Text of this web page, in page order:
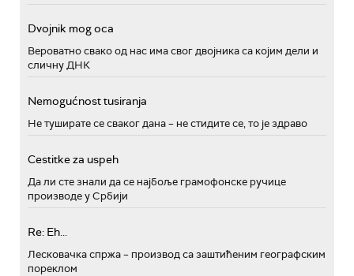
Dvojnik mog oca
Вероватно свако од нас има свог двојника са којим дели и
сличну ДНК
Nemogućnost tusiranja
Не туширате се сваког дана – не стидите се, то је здраво
Cestitke za uspeh
Да ли сте знали да се најбоље грамофонске ручице
производе у Србији
Re: Eh...
Лесковачка спржа – производ са заштићеним географским
пореклом